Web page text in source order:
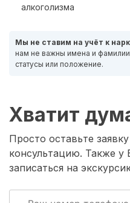
алкоголизма
Мы не ставим на учёт к
нам не важны имена и
статусы или положение.
Хватит
Просто оставьте
консультацию. Также у
записаться на